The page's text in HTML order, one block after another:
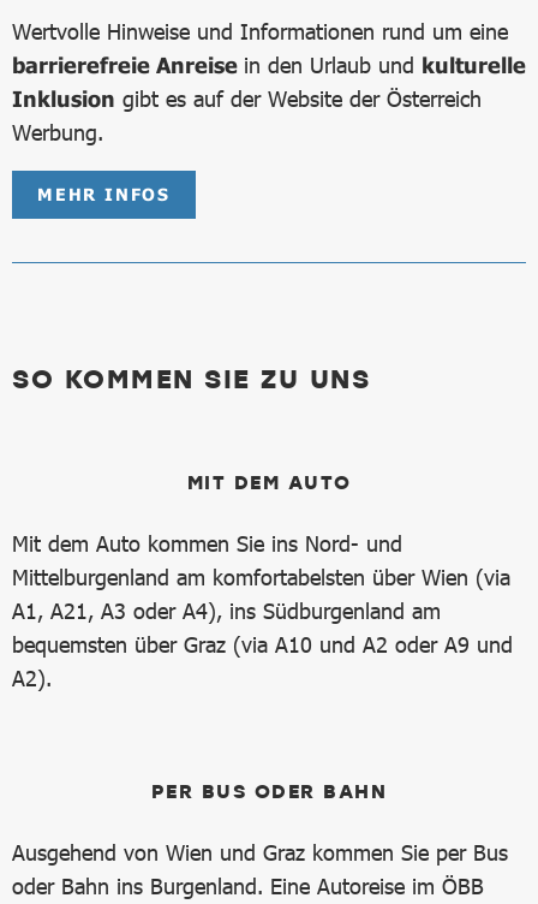
Wertvolle Hinweise und Informationen rund um eine
barrierefreie Anreise in den Urlaub und kulturelle
Inklusion gibt es auf der Website der Österreich
Werbung.
MEHR INFOS
SO KOMMEN SIE ZU UNS
MIT DEM AUTO
Mit dem Auto kommen Sie ins Nord- und
Mittelburgenland am komfortabelsten über Wien (via
A1, A21, A3 oder A4), ins Südburgenland am
bequemsten über Graz (via A10 und A2 oder A9 und
A2).
PER BUS ODER BAHN
Ausgehend von Wien und Graz kommen Sie per Bus
oder Bahn ins Burgenland. Eine Autoreise im ÖBB